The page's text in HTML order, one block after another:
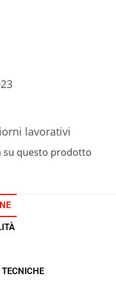
lavorativi
su questo prodotto